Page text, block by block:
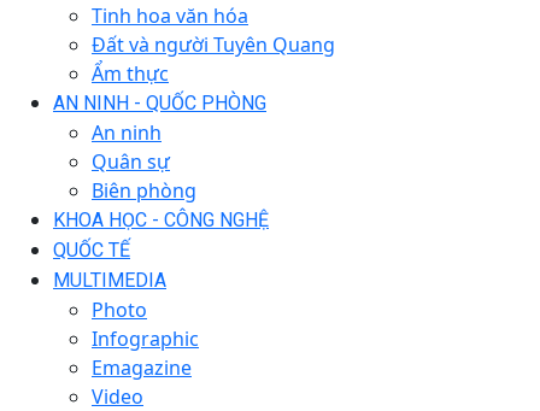
Tinh hoa văn hóa
Đất và người Tuyên Quang
Ẩm thực
AN NINH - QUỐC PHÒNG
An ninh
Quân sự
Biên phòng
KHOA HỌC - CÔNG NGHỆ
QUỐC TẾ
MULTIMEDIA
Photo
Infographic
Emagazine
Video